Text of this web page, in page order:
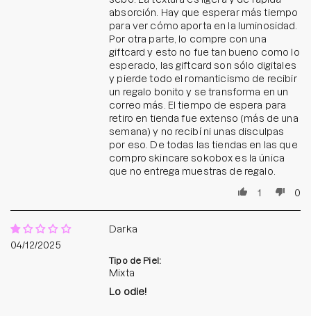
absorción. Hay que esperar más tiempo
para ver cómo aporta en la luminosidad.
Por otra parte, lo compre con una
giftcard y esto no fue tan bueno como lo
esperado, las giftcard son sólo digitales
y pierde todo el romanticismo de recibir
un regalo bonito y se transforma en un
correo más. El tiempo de espera para
retiro en tienda fue extenso (más de una
semana) y no recibí ni unas disculpas
por eso. De todas las tiendas en las que
compro skincare sokobox es la única
que no entrega muestras de regalo.
1
0
04/12/2025
Darka
Tipo de Piel:
Mixta
Lo odie!